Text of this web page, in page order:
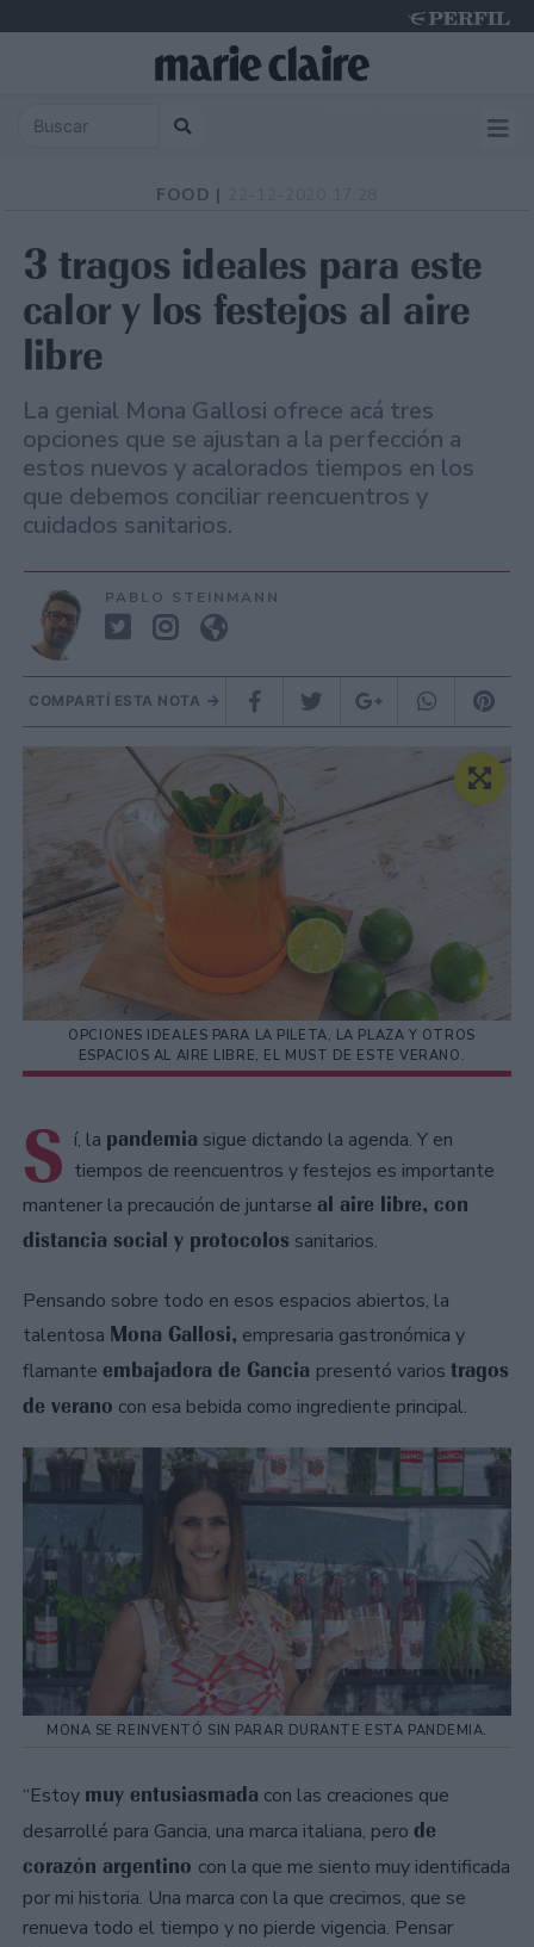
FOOD |
3 tragos ideales para este
calor y los festejos al aire
libre
La genial Mona Gallosi ofrece acá tres
opciones que se ajustan a la perfección a
estos nuevos y acalorados tiempos en los
que debemos conciliar reencuentros y
cuidados sanitarios.
PABLO STEINMANN
COMPARTÍ ESTA NOTA
OPCIONES IDEALES PARA LA PILETA, LA PLAZA Y OTROS
ESPACIOS AL AIRE LIBRE, EL MUST DE ESTE VERANO.
S í, la pandemia sigue dictando la agenda. Y en
tiempos de reencuentros y festejos es importante
mantener la precaución de juntarse al aire libre, con
distancia social y protocolos sanitarios.
Pensando sobre todo en esos espacios abiertos, la
talentosa Mona Gallosi, empresaria gastronómica y
flamante embajadora de Gancia presentó varios tragos
de verano con esa bebida como ingrediente principal.
MONA SE REINVENTÓ SIN PARAR DURANTE ESTA PANDEMIA.
“Estoy muy entusiasmada con las creaciones que
desarrollé para Gancia, una marca italiana, pero de
corazón argentino con la que me siento muy identificada
por mi historia. Una marca con la que crecimos, que se
renueva todo el tiempo y no pierde vigencia. Pensar